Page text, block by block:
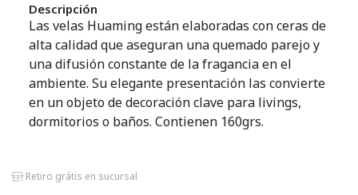
Descripción
Las velas Huaming están elaboradas con ceras de
alta calidad que aseguran una quemado parejo y
una difusión constante de la fragancia en el
ambiente. Su elegante presentación las convierte
en un objeto de decoración clave para livings,
dormitorios o baños. Contienen 160grs.
Retiro grátis en sucursal
Lamparas De Sal
Mates Y Accesorios
Porta Sahumerios
Perfumes Simil Mujer